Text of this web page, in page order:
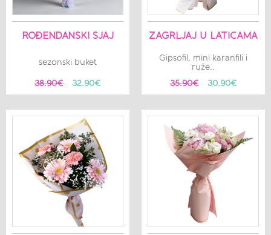
ROĐENDANSKI SJAJ
sezonski buket
38.90€ 32.90€
ZAGRLJAJ U LATICAMA
Gipsofil, mini karanfili i
ruže..
35.90€
30.90€